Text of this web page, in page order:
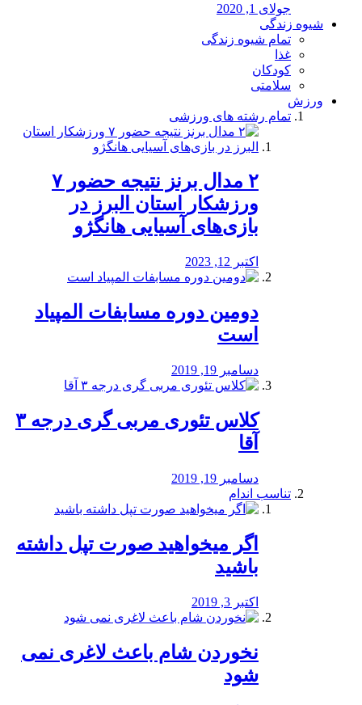
جولای 1, 2020
شیوه زندگی
تمام شیوه زندگی
غذا
کودکان
سلامتی
ورزش
تمام رشته های ورزشی
۲ مدال برنز نتیجه حضور ۷
ورزشکار استان البرز در
بازی‌های آسیایی هانگژو
اکتبر 12, 2023
دومین دوره مسابفات المپیاد
است
دسامبر 19, 2019
کلاس تئوری مربی گری درجه ۳
آقا
دسامبر 19, 2019
تناسب اندام
اگر میخواهید صورت تپل داشته
باشید
اکتبر 3, 2019
نخوردن شام باعث لاغری نمی
‌شود